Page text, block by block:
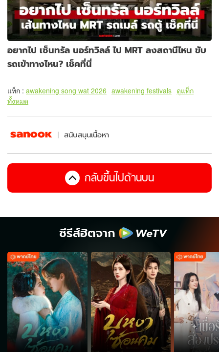
อยากไป เซ็นทรัล นอร์ทวิลล์ ไป MRT ลงสถานีไหน ขับ
รถเข้าทางไหน? เช็คที่นี่
แท็ก : awakening song wat 2026 awakening festivals ดูแท็ก
ทั้งหมด
สนับสนุนเนื้อหา
กลับขึ้นไปด้านบน
ซีรีส์ฮิตจาก